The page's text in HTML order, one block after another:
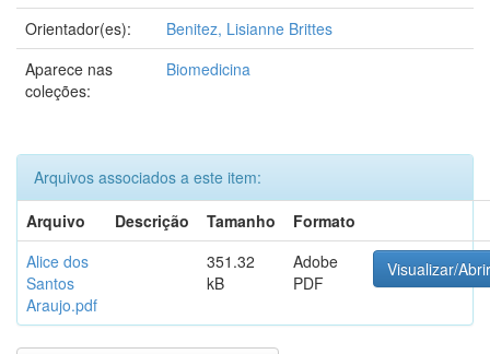
Orientador(es):
Benitez, Lisianne Brittes
Aparece nas
coleções:
Biomedicina
Arquivos associados a este item:
Arquivo
Descrição Tamanho
Formato
Alice dos
Santos
Araujo.pdf
351.32
kB
Adobe
PDF
Visualizar/Abrir